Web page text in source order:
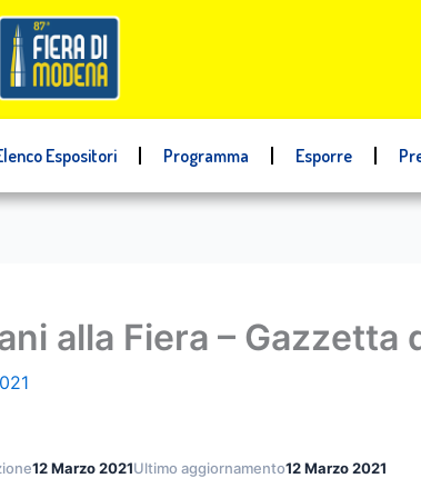
Espositori Programma Esporre
alla Fiera – Gazzetta
12 Marzo 2021Ultimo aggiornamento12 Marzo 2021